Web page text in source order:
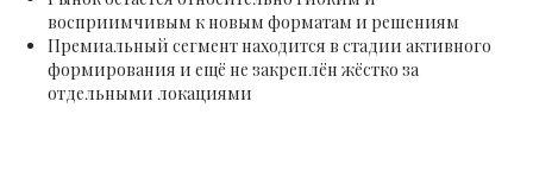
восприимчивым к новым форматам и решениям
Премиальный сегмент находится в стадии активного
формирования и ещё не закреплён жёстко за
отдельными локациями